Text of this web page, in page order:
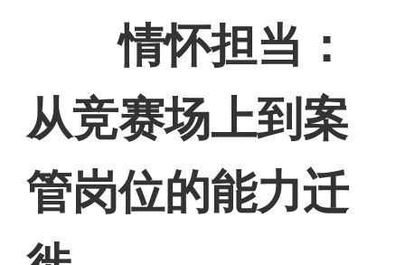
情怀担当：
从竞赛场上到案
管岗位的能力迁